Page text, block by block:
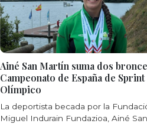
Ainé San Martín suma dos
Campeonato de España de Sprint
Olímpico
La deportista becada por la
Miguel Indurain Fundazioa, Ainé